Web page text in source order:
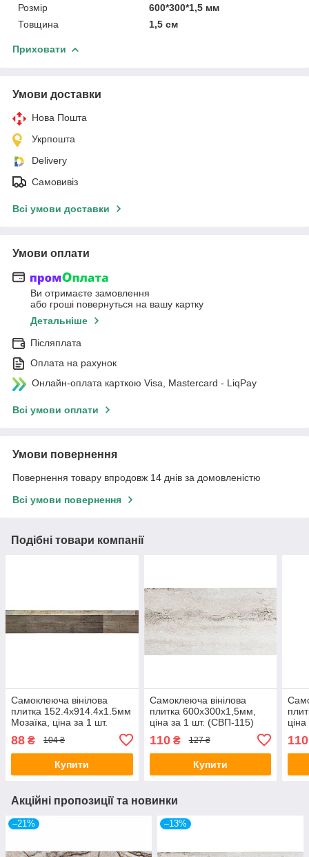
Розмір
600*300*1,5 мм
Товщина
1,5 см
Приховати
Умови доставки
Нова Пошта
Укрпошта
Delivery
Самовивіз
Всі умови доставки
Умови оплати
Ви отримаєте замовлення
або гроші повернуться на вашу картку
Детальніше
Післяплата
Оплата на рахунок
Онлайн-оплата карткою Visa, Mastercard - LiqPay
Всі умови оплати
Умови повернення
Повернення товару впродовж 14 днів за домовленістю
Всі умови повернення
Подібні товари компанії
Самоклеюча вінілова
плитка 152.4х914.4х1.5мм
Мозаїка, ціна за 1 шт.
00000223
88 ₴ 104 ₴
Купити
Самоклеюча вінілова
плитка 600х300х1,5мм,
ціна за 1 шт. (СВП-115)
110₴ 127 ₴
Купити
110
Акційні пропозиції та новинки
–21% –13%